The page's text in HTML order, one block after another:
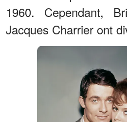
1960. Cependant,
Jacques Charrier ont